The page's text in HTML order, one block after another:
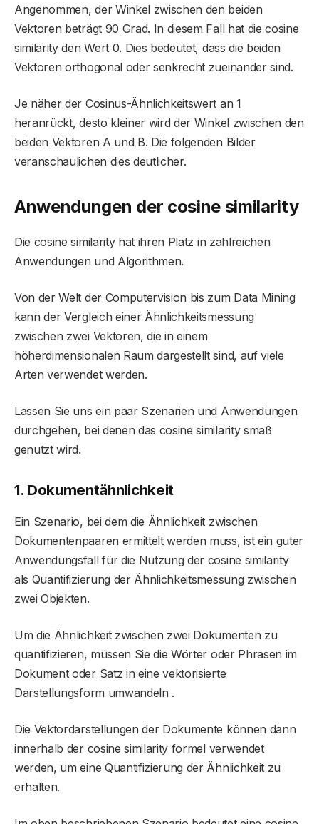
Angenommen, der Winkel zwischen den beiden
Vektoren beträgt 90 Grad. In diesem Fall hat die cosine
similarity den Wert 0. Dies bedeutet, dass die beiden
Vektoren orthogonal oder senkrecht zueinander sind.
Je näher der Cosinus-Ähnlichkeitswert an 1
heranrückt, desto kleiner wird der Winkel zwischen den
beiden Vektoren A und B. Die folgenden Bilder
veranschaulichen dies deutlicher.
Anwendungen der cosine similarity
Die cosine similarity hat ihren Platz in zahlreichen
Anwendungen und Algorithmen.
Von der Welt der Computervision bis zum Data Mining
kann der Vergleich einer Ähnlichkeitsmessung
zwischen zwei Vektoren, die in einem
höherdimensionalen Raum dargestellt sind, auf viele
Arten verwendet werden.
Lassen Sie uns ein paar Szenarien und Anwendungen
durchgehen, bei denen das cosine similarity smaß
genutzt wird.
1. Dokumentähnlichkeit
Ein Szenario, bei dem die Ähnlichkeit zwischen
Dokumentenpaaren ermittelt werden muss, ist ein guter
Anwendungsfall für die Nutzung der cosine similarity
als Quantifizierung der Ähnlichkeitsmessung zwischen
zwei Objekten.
Um die Ähnlichkeit zwischen zwei Dokumenten zu
quantifizieren, müssen Sie die Wörter oder Phrasen im
Dokument oder Satz in eine vektorisierte
Darstellungsform umwandeln .
Die Vektordarstellungen der Dokumente können dann
innerhalb der cosine similarity formel verwendet
werden, um eine Quantifizierung der Ähnlichkeit zu
erhalten.